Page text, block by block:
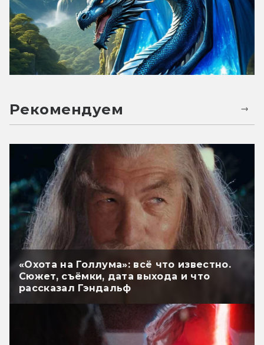
Рекомендуем
«Охота на Голлума»: всё что известно.
Сюжет, съёмки, дата выхода и что
рассказал Гэндальф